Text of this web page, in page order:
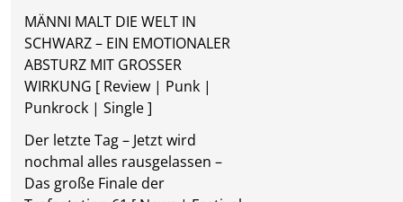
MÄNNI MALT DIE WELT IN
SCHWARZ – EIN EMOTIONALER
ABSTURZ MIT GROSSER
WIRKUNG [ Review | Punk |
Punkrock | Single ]
Der letzte Tag – Jetzt wird
nochmal alles rausgelassen –
Das große Finale der